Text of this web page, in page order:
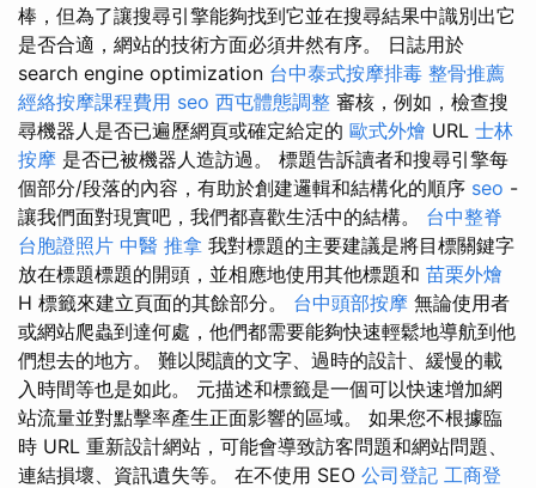
棒，但為了讓搜尋引擎能夠找到它並在搜尋結果中識別出它
是否合適，網站的技術方面必須井然有序。 日誌用於
search engine optimization 台中泰式按摩排毒 整骨推薦
經絡按摩課程費用 seo 西屯體態調整 審核，例如，檢查搜
尋機器人是否已遍歷網頁或確定給定的 歐式外燴 URL 士林
按摩 是否已被機器人造訪過。 標題告訴讀者和搜尋引擎每
個部分/段落的內容，有助於創建邏輯和結構化的順序 seo -
讓我們面對現實吧，我們都喜歡生活中的結構。 台中整脊
台胞證照片 中醫 推拿 我對標題的主要建議是將目標關鍵字
放在標題標題的開頭，並相應地使用其他標題和 苗栗外燴
H 標籤來建立頁面的其餘部分。 台中頭部按摩 無論使用者
或網站爬蟲到達何處，他們都需要能夠快速輕鬆地導航到他
們想去的地方。 難以閱讀的文字、過時的設計、緩慢的載
入時間等也是如此。 元描述和標籤是一個可以快速增加網
站流量並對點擊率產生正面影響的區域。 如果您不根據臨
時 URL 重新設計網站，可能會導致訪客問題和網站問題、
連結損壞、資訊遺失等。 在不使用 SEO 公司登記 工商登